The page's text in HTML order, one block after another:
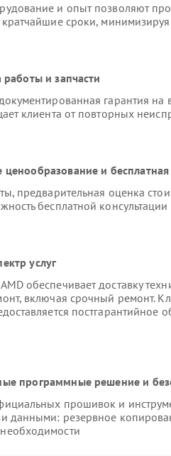
и опыт позволяют
сроки,
работы и запчасти
гарантия
клиента от повторных
ценообразование и бесплатная
предварительная оценка
бесплатной
услуг
обеспечивает доставку
включая срочный ремонт.
программные решение и
прошивок и
данными: резервное